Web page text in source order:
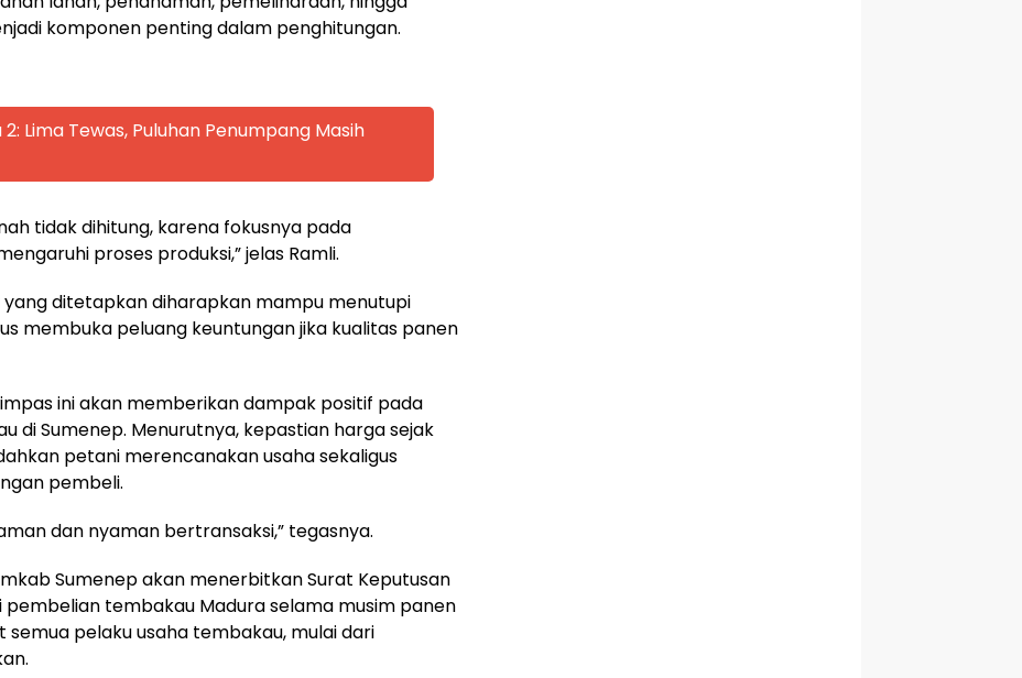
komponen penting dalam penghitungan.
Lima Tewas, Puluhan Penumpang Masih
tidak dihitung, karena fokusnya pada
proses produksi,” jelas Ramli.
ditetapkan diharapkan mampu menutupi
membuka peluang keuntungan jika kualitas panen
ini akan memberikan dampak positif pada
di Sumenep. Menurutnya, kepastian harga sejak
petani merencanakan usaha sekaligus
pembeli.
dan nyaman bertransaksi,” tegasnya.
Sumenep akan menerbitkan Surat Keputusan
pembelian tembakau Madura selama musim panen
semua pelaku usaha tembakau, mulai dari